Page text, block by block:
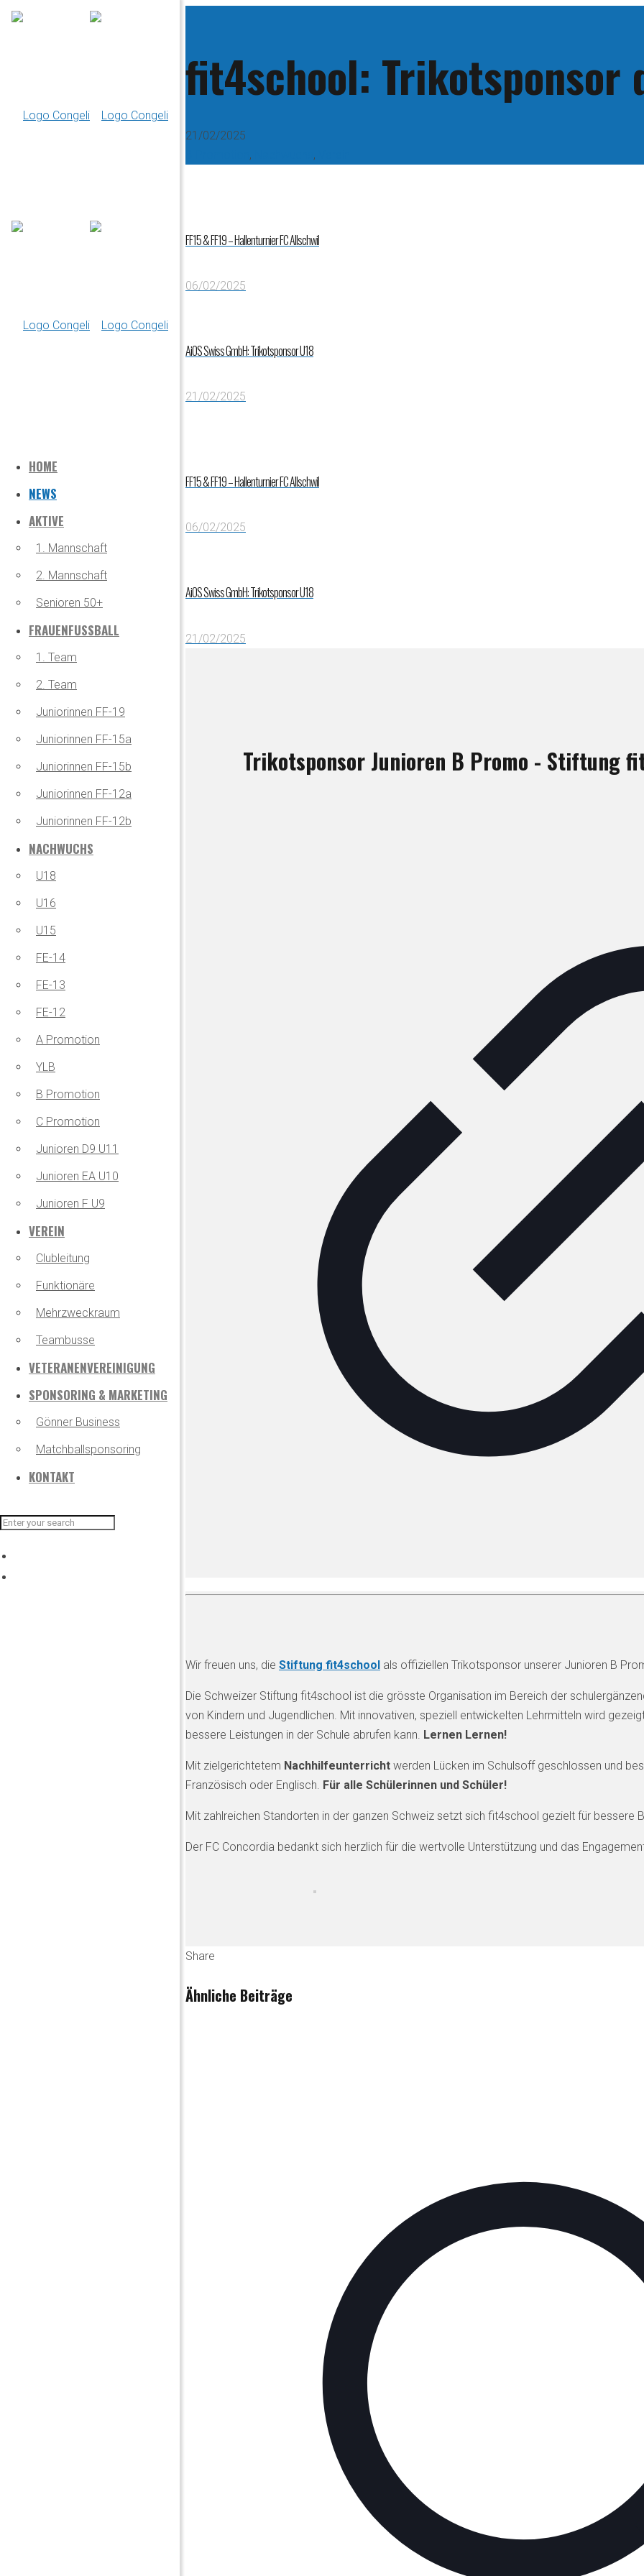
HOME
NEWS
AKTIVE
1. Mannschaft
2. Mannschaft
Senioren 50+
FRAUENFUSSBALL
1. Team
2. Team
Juniorinnen FF-19
Juniorinnen FF-15a
Juniorinnen FF-15b
Juniorinnen FF-12a
Juniorinnen FF-12b
NACHWUCHS
U18
U16
U15
FE-14
FE-13
FE-12
A Promotion
YLB
B Promotion
C Promotion
Junioren D9 U11
Junioren EA U10
Junioren F U9
VEREIN
Clubleitung
Funktionäre
Mehrzweckraum
Teambusse
VETERANENVEREINIGUNG
SPONSORING & MARKETING
Gönner Business
Matchballsponsoring
KONTAKT
fit4school: Trikotsponsor
21/02/2025
, ,
FF15 & FF19 – Hallenturnier FC Allschwil
06/02/2025
AiOS Swiss GmbH: Trikotsponsor U18
21/02/2025
FF15 & FF19 – Hallenturnier FC Allschwil
06/02/2025
AiOS Swiss GmbH: Trikotsponsor U18
21/02/2025
Trikotsponsor Junioren B Promo - Stiftung
Wir freuen uns, die Stiftung fit4school als offiziellen Trikotsponsor unserer Junioren B
Die Schweizer Stiftung fit4school ist die grösste Organisation im Bereich der
von Kindern und Jugendlichen. Mit innovativen, speziell entwickelten Lehrmitteln wird
bessere Leistungen in der Schule abrufen kann. Lernen Lernen!
Mit zielgerichtetem Nachhilfeunterricht werden Lücken im Schulsoff geschlossen und
Französisch oder Englisch. Für alle Schülerinnen und Schüler!
Mit zahlreichen Standorten in der ganzen Schweiz setzt sich fit4school gezielt für bessere
Der FC Concordia bedankt sich herzlich für die wertvolle Unterstützung und das
Share
Ähnliche Beiträge